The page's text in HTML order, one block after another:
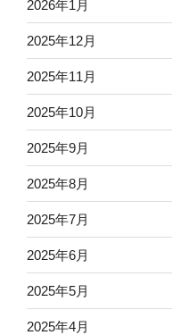
2026年1月
2025年12月
2025年11月
2025年10月
2025年9月
2025年8月
2025年7月
2025年6月
2025年5月
2025年4月